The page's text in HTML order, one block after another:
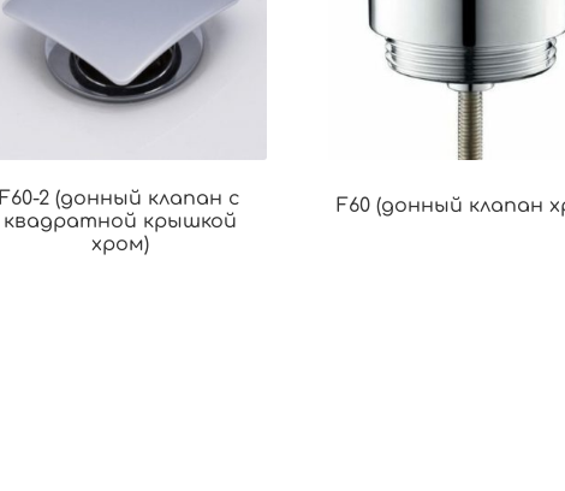
F60-2 (донный клапан с
квадратной крышкой
хром)
F60 (донный клапан